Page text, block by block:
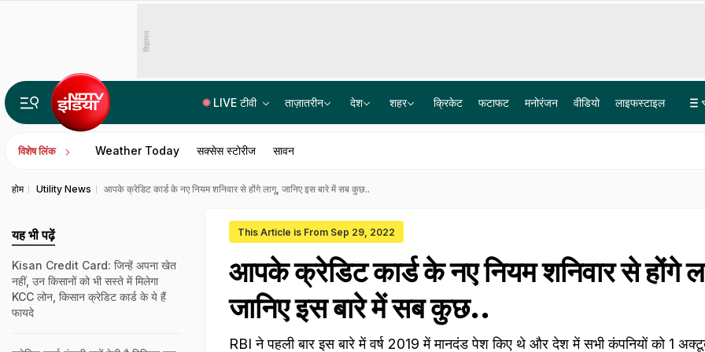
विज्ञापन
LIVE टीवी ताज़ातरीन देश शहर क्रिकेट फटाफट मनोरंजन वीडियो लाइफस्टाइल
विशेष लिंक Weather Today सक्सेस स्टोरीज सावन
होम Utility News आपके क्रेडिट कार्ड के नए नियम शनिवार से होंगे लागू, जानिए इस बारे में सब कुछ..
This Article is From Sep 29, 2022
आपके क्रेडिट कार्ड के नए नियम शनिवार से होंगे
जानिए इस बारे में सब कुछ..
RBI ने पहली बार इस बारे में वर्ष 2019 में मानदंड पेश किए थे और देश में सभी कंपनियों को 1
यह भी पढ़ें
Kisan Credit Card: जिन्‍हें अपना खेत
नहीं, उन किसानों को भी सस्‍ते में मिलेगा
KCC लोन, किसान क्रेडिट कार्ड के ये हैं
फायदे